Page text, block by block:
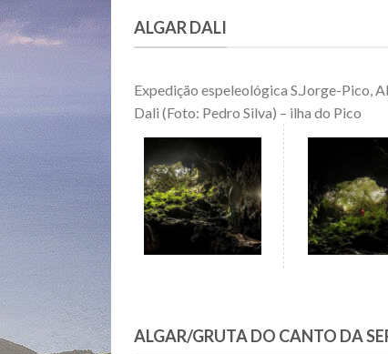
ALGAR DALI
Expedição espeleológica S.Jorge-Pico,
Dali (Foto: Pedro Silva) – ilha do Pico
ALGAR/GRUTA DO CANTO DA